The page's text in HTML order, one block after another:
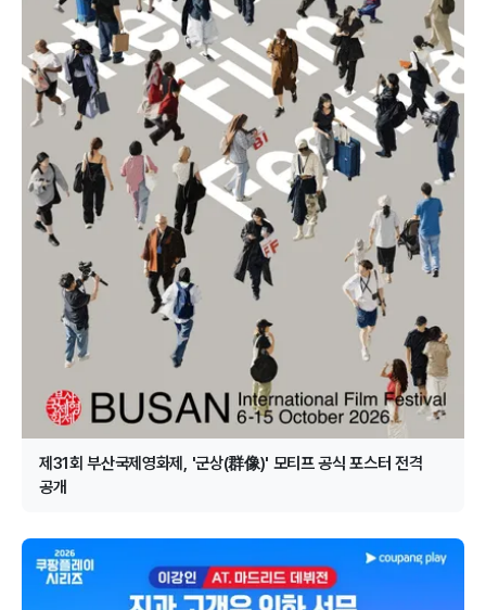
제31회 부산국제영화제, '군상(群像)' 모티프 공식 포스터 전격
공개